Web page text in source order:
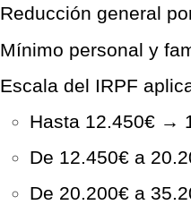
Reducción general
Mínimo personal y
Escala del IRPF
Hasta 12.450€ →
De 12.450€ a
De 20.200€ a